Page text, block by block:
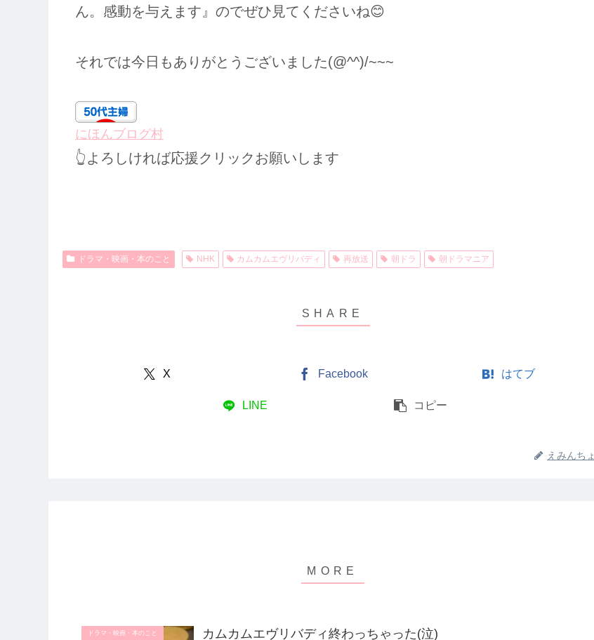
ん。感動を与えます』のでぜひ見てくださいね😊
それでは今日もありがとうございました(@^^)/~~~
にほんブログ村
👆よろしければ応援クリックお願いします
ドラマ・映画・本のこと NHK カムカムエヴリバディ 再放送 朝ドラ 朝ドラマニア
X Facebook はてブ
LINE コピー
えみんちょ
ドラマ・映画・本のこと カムカムエヴリバディ終わっちゃった(泣)